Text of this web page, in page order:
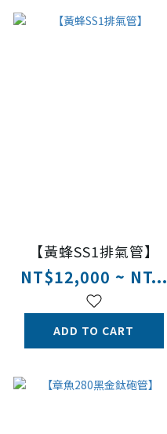
【黃蜂SS1排氣管】
NT$12,000 ~ NT...
ADD TO CART